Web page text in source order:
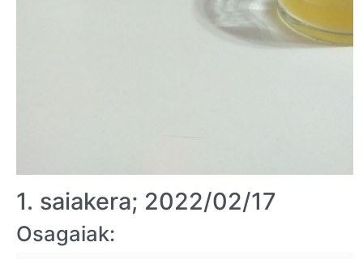
1. saiakera; 2022/02/17
Osagaiak: